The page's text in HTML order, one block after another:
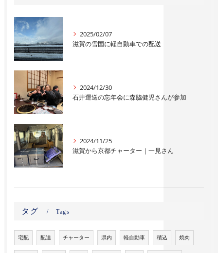
2025/02/07
滋賀の雪国に軽自動車での配送
2024/12/30
石井運送の忘年会に森脇健児さんが参加
2024/11/25
滋賀から京都チャーター｜一見さん
タグ Tags
宅配 配達 チャーター 県内 軽自動車 積込 焼肉